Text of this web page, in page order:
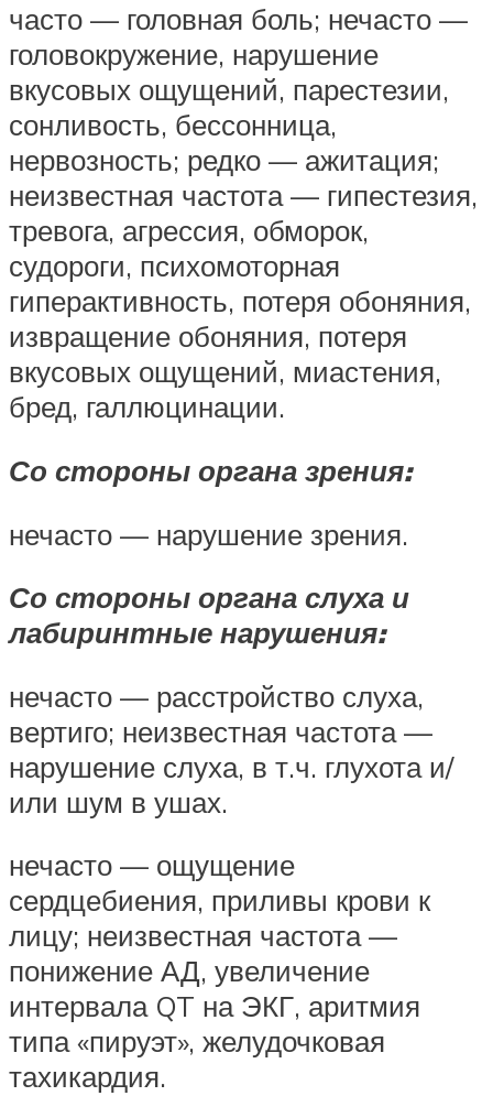
часто — головная боль; нечасто —
головокружение, нарушение
вкусовых ощущений, парестезии,
сонливость, бессонница,
нервозность; редко — ажитация;
неизвестная частота — гипестезия,
тревога, агрессия, обморок,
судороги, психомоторная
гиперактивность, потеря обоняния,
извращение обоняния, потеря
вкусовых ощущений, миастения,
бред, галлюцинации.
Со стороны органа зрения:
нечасто — нарушение зрения.
Со стороны органа слуха и
лабиринтные нарушения:
нечасто — расстройство слуха,
вертиго; неизвестная частота —
нарушение слуха, в т.ч. глухота и/
или шум в ушах.
нечасто — ощущение
сердцебиения, приливы крови к
лицу; неизвестная частота —
понижение АД, увеличение
интервала QT на ЭКГ, аритмия
типа «пируэт», желудочковая
тахикардия.